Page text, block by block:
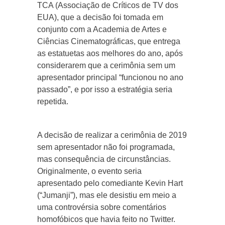
TCA (Associação de Críticos de TV dos
EUA), que a decisão foi tomada em
conjunto com a Academia de Artes e
Ciências Cinematográficas, que entrega
as estatuetas aos melhores do ano, após
considerarem que a cerimônia sem um
apresentador principal “funcionou no ano
passado”, e por isso a estratégia seria
repetida.
A decisão de realizar a cerimônia de 2019
sem apresentador não foi programada,
mas consequência de circunstâncias.
Originalmente, o evento seria
apresentado pelo comediante Kevin Hart
(“Jumanji”), mas ele desistiu em meio a
uma controvérsia sobre comentários
homofóbicos que havia feito no Twitter.